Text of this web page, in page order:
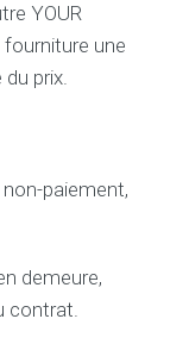
YOUR
une
prix.
paiement,
demeure,
contrat.